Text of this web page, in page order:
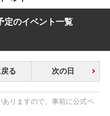
定のイベント一覧
る 次の日
りますので、事前に公式ペ